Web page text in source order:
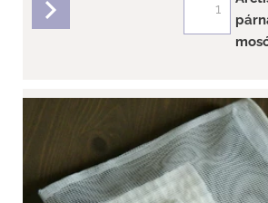
részletek
Hófehérke Arctisztító párna
Arctisztító párna 10 db + mosózsák
Waffel Normál bőrre